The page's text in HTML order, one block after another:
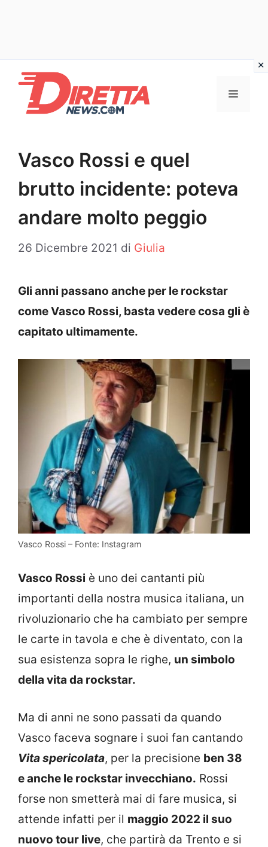
contenuto
Menu
Vasco Rossi e quel
brutto incidente: poteva
andare molto peggio
26 Dicembre 2021 di Giulia
Gli anni passano anche per le rockstar
come Vasco Rossi, basta vedere cosa gli è
capitato ultimamente.
Vasco Rossi – Fonte: Instagram
Vasco Rossi è uno dei cantanti più
importanti della nostra musica italiana, un
rivoluzionario che ha cambiato per sempre
le carte in tavola e che è diventato, con la
sua esistenza sopra le righe, un simbolo
della vita da rockstar.
Ma di anni ne sono passati da quando
Vasco faceva sognare i suoi fan cantando
Vita spericolata, per la precisione ben 38
e anche le rockstar invecchiano. Rossi
forse non smetterà mai di fare musica, si
attende infatti per il maggio 2022 il suo
nuovo tour live, che partirà da Trento e si